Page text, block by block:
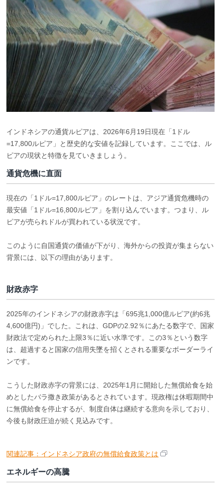
インドネシアの通貨ルピアは、2026年6月19日現在「1ドル
=17,800ルピア」と歴史的な安値を記録しています。ここでは、ル
ピアの現状と特徴を見ていきましょう。
通貨危機に直面
現在の「1ドル=17,800ルピア」のレートは、アジア通貨危機時の
最安値「1ドル=16,800ルピア」を割り込んでいます。つまり、ル
ピアが売られドルが買われている状況です。
このように自国通貨の価値が下がり、海外からの投資が集まらない
背景には、以下の理由があります。
財政赤字
2025年のインドネシアの財政赤字は「695兆1,000億ルピア(約6兆
4,600億円)」でした。これは、GDPの2.92％にあたる数字で、国家
財政法で定められた上限3％に近い水準です。この3％という数字
は、超過すると国家の信用失墜を招くとされる重要なボーダーライ
ンです。
こうした財政赤字の背景には、2025年1月に開始した無償給食を始
めとしたバラ撒き政策があるとされています。現政権は休暇期間中
に無償給食を停止するが、制度自体は継続する意向を示しており、
今後も財政圧迫が続く見込みです。
関連記事：インドネシア政府の無償給食政策とは
エネルギーの高騰